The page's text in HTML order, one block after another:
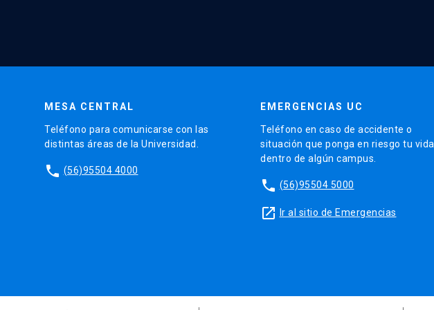
MESA CENTRAL
Teléfono para comunicarse con las
distintas áreas de la Universidad.
phone (56)95504 4000
EMERGENCIAS UC
Teléfono en caso de accidente o
situación que ponga en riesgo tu vida
dentro de algún campus.
phone (56)95504 5000
launch Ir al sitio de Emergencias